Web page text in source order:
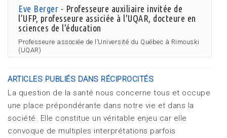
Eve Berger - Professeure auxiliaire invitée de
l’UFP, professeure assiciée à l'UQAR, docteure en
sciences de l'éducation
Professeure associée de l’Université du Québec à Rimouski
(UQAR)
ARTICLES PUBLIÉS DANS RÉCIPROCITÉS
La question de la santé nous concerne tous et occupe
une place prépondérante dans notre vie et dans la
société. Elle constitue un véritable enjeu car elle
convoque de multiples interprétations parfois